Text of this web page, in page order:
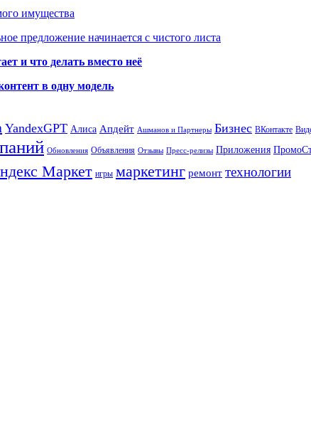
имущества
предложение начинается с чистого листа
и что делать вместо неё
в одну модель
YandexGPT Алиса Апдейт Ашманов и Партнеры Бизнес ВКонтакте
Обновления Объявления Отзывы Пресс-релизы Приложения
Маркет игры маркетинг ремонт технологии